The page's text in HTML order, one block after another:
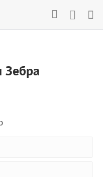
Зебра